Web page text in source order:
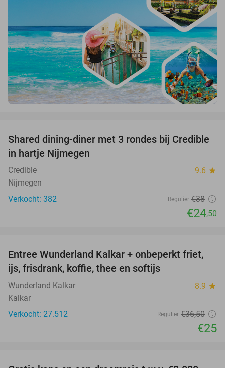
36%
Shared dining-diner met 3 rondes bij Credible
in hartje Nijmegen
Credible 9.6 star
Nijmegen
Verkocht: 382
Regulier €38
€24,50
32%
Entree Wunderland Kalkar + onbeperkt friet,
ijs, frisdrank, koffie, thee en softijs
Wunderland Kalkar 8.9 star
Kalkar
Verkocht: 27.512
Regulier €36,50
€25